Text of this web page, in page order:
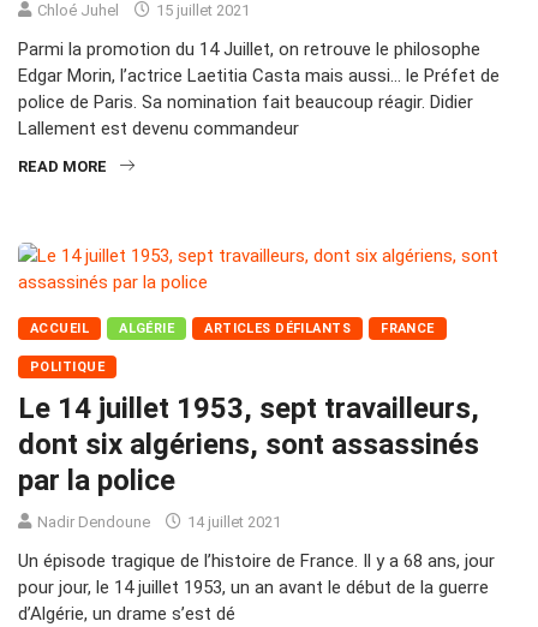
Chloé Juhel 15 juillet 2021
Parmi la promotion du 14 Juillet, on retrouve le philosophe
Edgar Morin, l’actrice Laetitia Casta mais aussi… le Préfet de
police de Paris. Sa nomination fait beaucoup réagir. Didier
Lallement est devenu commandeur
READ MORE
ACCUEIL ALGÉRIE ARTICLES DÉFILANTS FRANCE
POLITIQUE
Le 14 juillet 1953, sept travailleurs,
dont six algériens, sont assassinés
par la police
Nadir Dendoune 14 juillet 2021
Un épisode tragique de l’histoire de France. Il y a 68 ans, jour
pour jour, le 14 juillet 1953, un an avant le début de la guerre
d’Algérie, un drame s’est dé